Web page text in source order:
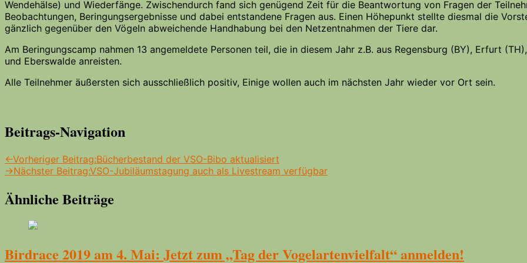
Wendehälse) und Wiederfänge. Zwischendurch fand sich genügend Zeit für die Beantwortung von Fragen der
Beobachtungen, Beringungsergebnisse und dabei entstandene Fragen aus. Einen Höhepunkt stellte diesmal die
gänzlich gegenüber den Vögeln abweichende Handhabung bei den Netzentnahmen der Tiere dar.
Am Beringungscamp nahmen 13 angemeldete Personen teil, die in diesem Jahr z.B. aus Regensburg (BY), Erfurt
und Eberswalde anreisten.
Alle Teilnehmer äußersten sich ausschließlich positiv, Einige wollen auch im nächsten Jahr wieder vor Ort sein.
Beitrags-Navigation
←Vorheriger Beitrag:Bücherbestand der VSO-Bibo aktualisiert
→Nächster Beitrag:VSO-Jubiläumstagung auch als Livestream verfügbar
Ähnliche Beiträge
Birdrace 2019 am 4. Mai: Jetzt zum „Tag der Vogelartenvielfalt“ anmelden!